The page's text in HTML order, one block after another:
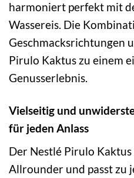
harmoniert perfekt mit
Wassereis. Die
Geschmacksrichtungen
Pirulo Kaktus zu einem
Genusserlebnis.
Vielseitig und
für jeden Anlass
Der Nestlé Pirulo
Allrounder und passt zu